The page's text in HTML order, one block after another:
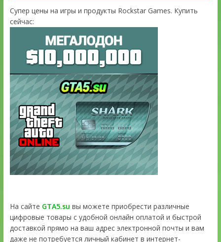
Супер цены на игры и продукты Rockstar Games. Купить
сейчас:
На сайте GTA5.su вы можете приобрести различные
цифровые товары с удобной онлайн оплатой и быстрой
доставкой прямо на ваш адрес электронной почты и вам
даже не потребуется личный кабинет в интернет-